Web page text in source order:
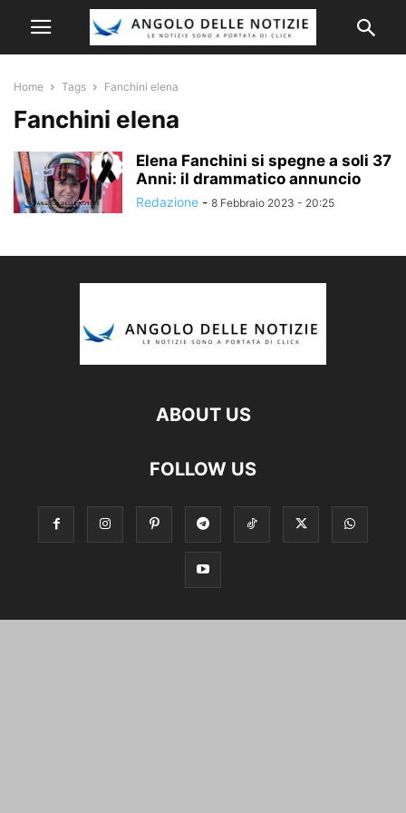
Home Tags Fanchini elena
Fanchini elena
Elena Fanchini si spegne a soli 37
Anni: il drammatico annuncio
Redazione - 8 Febbraio 2023 - 20:25
ABOUT US
FOLLOW US